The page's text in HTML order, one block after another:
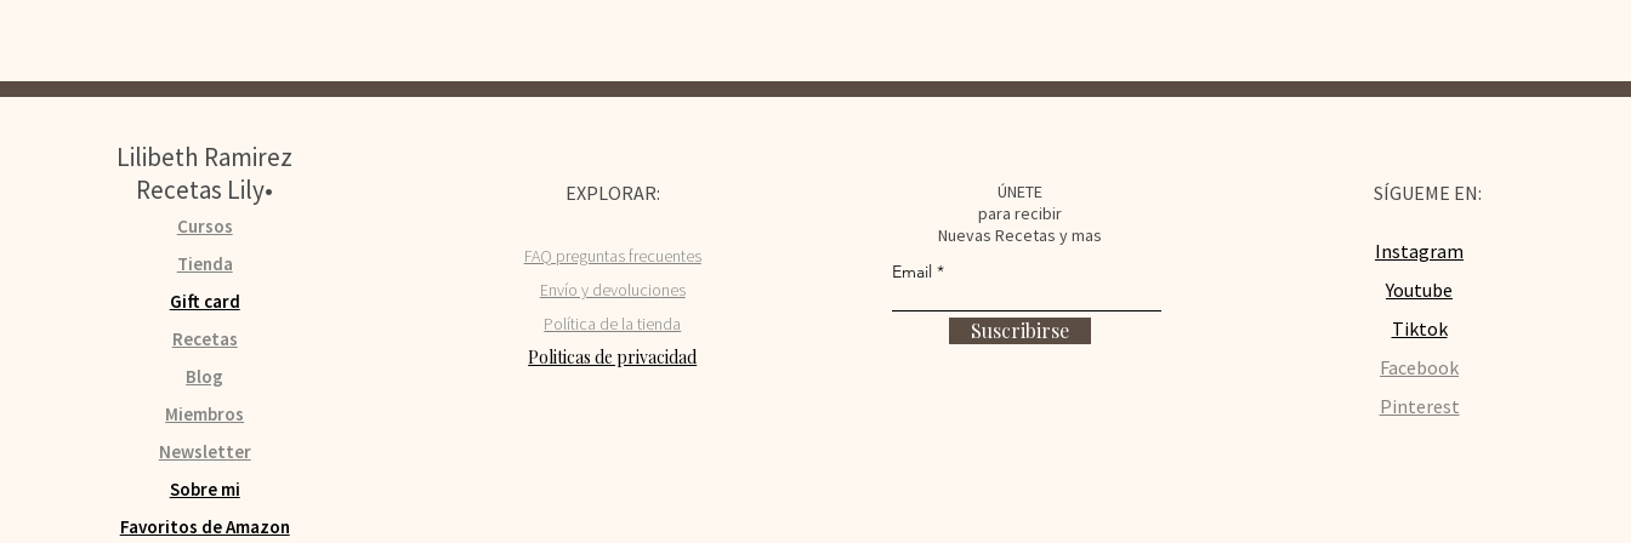
Lilibeth Ramirez
Recetas Lily•
Cursos
Tienda
Gift card
Recetas
Blog
Miembros
Newsletter
Sobre mi
Favoritos de Amazon
EXPLORAR:
FAQ preguntas frecuentes
Envío y devoluciones
Política de la tienda
Politicas de privacidad
ÚNETE
para recibir
Nuevas Recetas y mas
Email
Suscribirse
SÍGUEME EN:
Instagram
Youtube
Tiktok
Facebook
Pinterest